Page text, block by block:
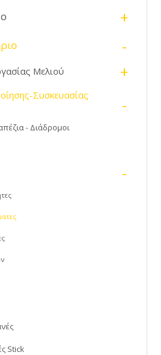
+
-
Μελιού +
Συσκευασίας
-
- Διάδρομοι
-
Stick